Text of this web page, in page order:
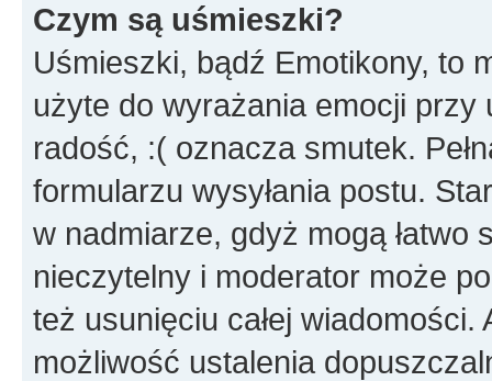
Czym są uśmieszki?
Uśmieszki, bądź Emotikony, to
użyte do wyrażania emocji
radość, :( oznacza smutek.
formularzu wysyłania postu.
w nadmiarze, gdyż mogą
nieczytelny i moderator może
też usunięciu całej
możliwość ustalenia